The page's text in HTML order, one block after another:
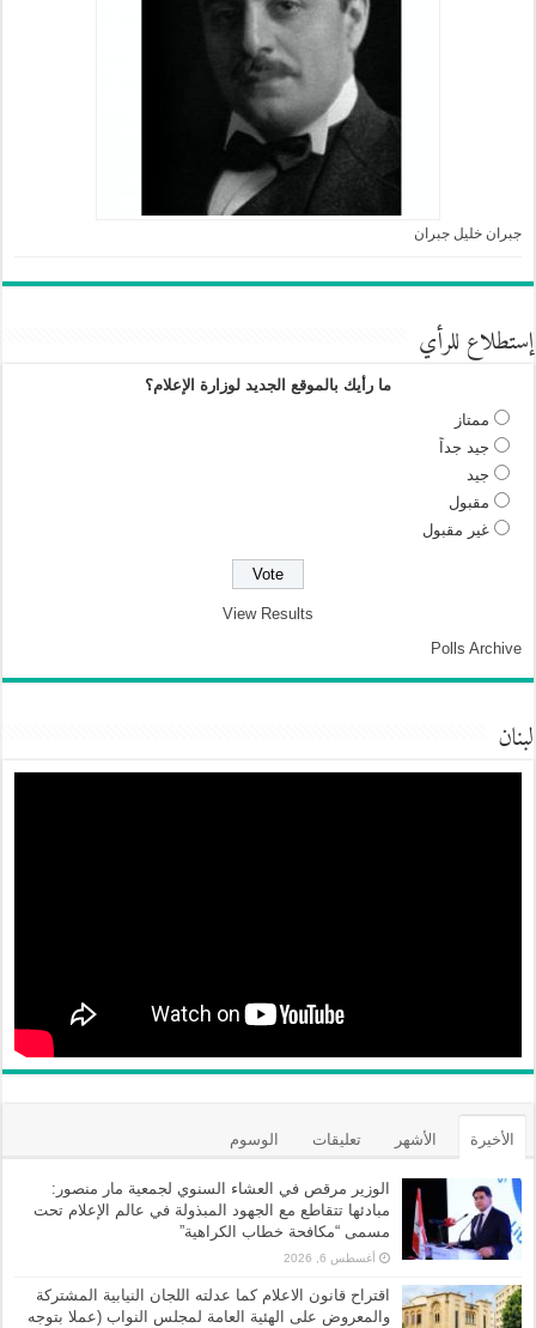
جبران خليل جبران
إستطلاع للرأي
ما رأيك بالموقع الجديد لوزارة الإعلام؟
ممتاز
جيد جداً
جيد
مقبول
غير مقبول
View Results
Polls Archive
لبنان
الأخيرة الأشهر تعليقات الوسوم
الوزير مرقص في العشاء السنوي لجمعية مار منصور:
مبادئها تتقاطع مع الجهود المبذولة في عالم الإعلام تحت
مسمى “مكافحة خطاب الكراهية”
أغسطس 6, 2026
اقتراح قانون الاعلام كما عدلته اللجان النيابية المشتركة
والمعروض على الهئية العامة لمجلس النواب (عملا بتوجه